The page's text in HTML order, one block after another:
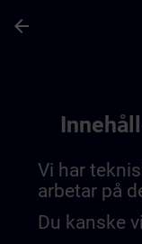
arrow_back
Vi har
arbetar på
Du kanske